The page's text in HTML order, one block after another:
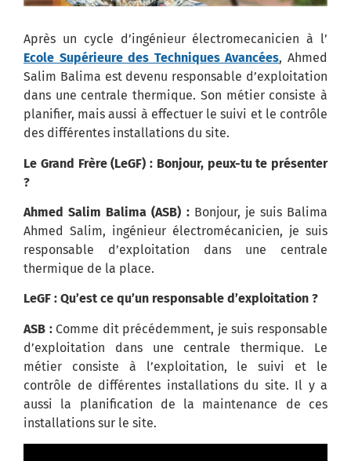
Après un cycle d’ingénieur électromecanicien à l’
Ecole Supérieure des Techniques Avancées, Ahmed
Salim Balima est devenu responsable d’exploitation
dans une centrale thermique. Son métier consiste à
planifier, mais aussi à effectuer le suivi et le contrôle
des différentes installations du site.
Le Grand Frère (LeGF) : Bonjour, peux-tu te présenter
?
Ahmed Salim Balima (ASB) :Bonjour, je suis Balima
Ahmed Salim, ingénieur électromécanicien, je suis
responsable d’exploitation dans une centrale
thermique de la place.
LeGF : Qu’est ce qu’un responsable d’exploitation ?
ASB :Comme dit précédemment, je suis responsable
d’exploitation dans une centrale thermique. Le
métier consiste à l’exploitation, le suivi et le
contrôle de différentes installations du site. Il y a
aussi la planification de la maintenance de ces
installations sur le site.